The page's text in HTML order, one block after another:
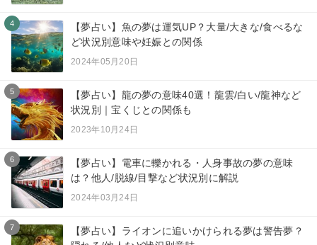
4
【夢占い】魚の夢は運気UP？大量/大きな/食べるな
ど状況別意味や妊娠との関係
2024年05月20日
5
【夢占い】龍の夢の意味40選！龍雲/白い/龍神など
状況別｜宝くじとの関係も
2023年10月24日
6
【夢占い】電車に轢かれる・人身事故の夢の意味
は？他人/脱線/目撃など状況別に解説
2024年03月24日
7
【夢占い】ライオンに追いかけられる夢は警告夢？